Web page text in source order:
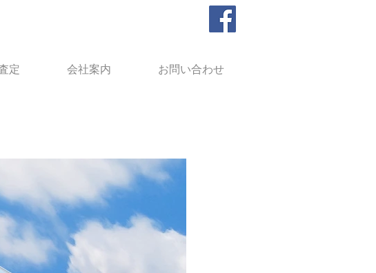
定 会社案内 お問い合わせ